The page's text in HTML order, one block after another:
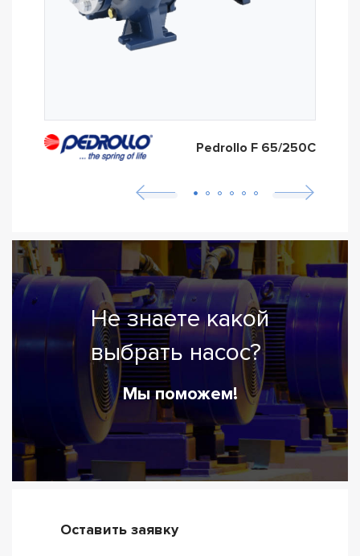
Pedrollo F 65/250C
Не знаете какой
выбрать насос?
Мы поможем!
Оставить заявку